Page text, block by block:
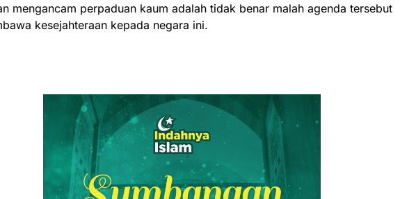
mengancam perpaduan kaum adalah tidak benar malah agenda tersebut
kesejahteraan kepada negara ini.